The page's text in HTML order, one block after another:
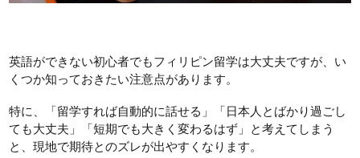
英語ができない初心者でもフィリピン留学は大丈夫ですが、い
くつか知っておきたい注意点があります。
特に、「留学すれば自動的に話せる」「日本人とばかり過ごし
ても大丈夫」「短期でも大きく変わるはず」と考えてしまう
と、現地で期待とのズレが出やすくなります。